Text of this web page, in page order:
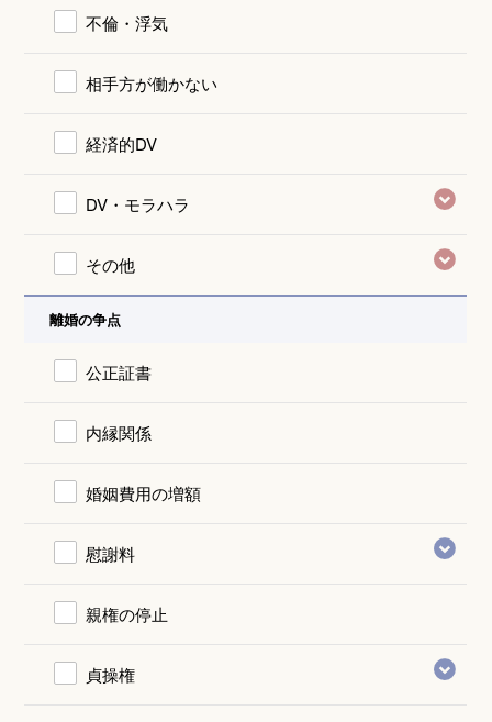
不倫・浮気
相手方が働かない
経済的DV
DV・モラハラ
その他
離婚の争点
公正証書
内縁関係
婚姻費用の増額
慰謝料
親権の停止
貞操権